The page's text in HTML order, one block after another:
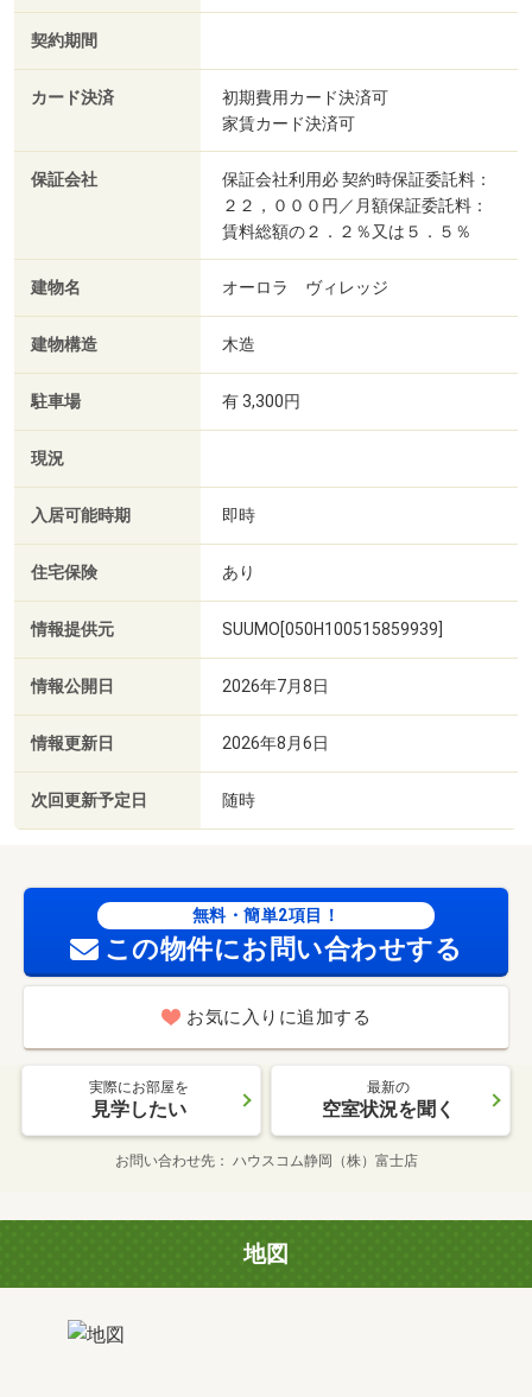
契約期間
カード決済
初期費用カード決済可
家賃カード決済可
保証会社
保証会社利用必 契約時保証委託料：
２２，０００円／月額保証委託料：
賃料総額の２．２％又は５．５％
建物名 オーロラ ヴィレッジ
建物構造 木造
駐車場 有 3,300円
現況
入居可能時期 即時
住宅保険 あり
情報提供元 SUUMO[050H100515859939]
情報公開日 2026年7月8日
情報更新日 2026年8月6日
次回更新予定日 随時
無料・簡単2項目！
この物件にお問い合わせする
お気に入りに追加する
実際にお部屋を
見学したい
最新の
空室状況を聞く
お問い合わせ先 ハウスコム静岡（株）富士店
地図